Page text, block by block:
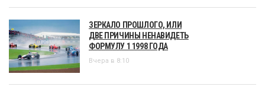
ЗЕРКАЛО ПРОШЛОГО, ИЛИ
ДВЕ ПРИЧИНЫ НЕНАВИДЕТЬ
ФОРМУЛУ 1 1998 ГОДА
Вчера в 8:10